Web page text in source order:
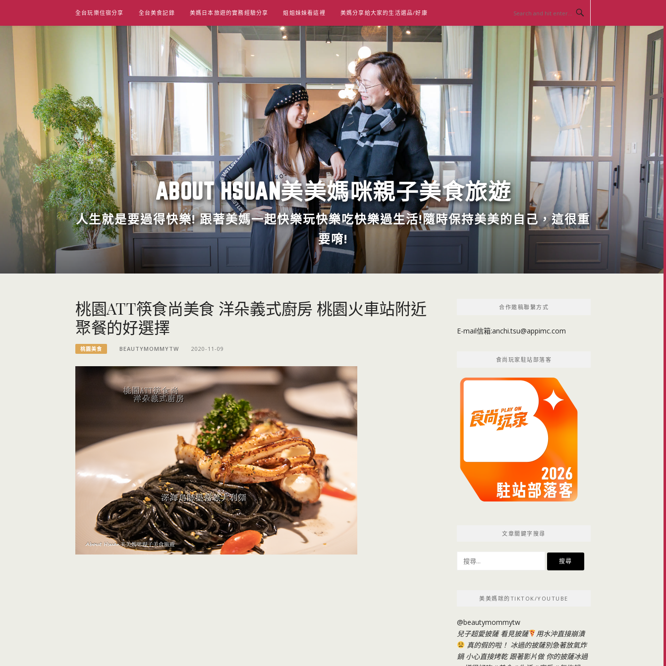
content
全台玩樂住宿分享 全台美食記錄 美媽日本旅遊的實務經驗分享 姐姐妹妹看這裡 美媽分享給大家的生活選品/好康
ABOUT HSUAN美美媽咪親子美食旅遊
人生就是要過得快樂! 跟著美媽一起快樂玩快樂吃快樂過生活!隨時保持美美的自己，這很重
要唷!
桃園ATT筷食尚美食 洋朵義式廚房 桃園火車站附近
聚餐的好選擇
桃園美食 BEAUTYMOMMYTW 2020-11-09
合作邀稿聯繫方式
E-mail信箱:anchi.tsu@appimc.com
食尚玩家駐站部落客
文章關鍵字搜尋
尋
美美媽咪的TIKTOK/YOUTUBE
@beautymommytw
兒子超愛披薩 看見披薩
用水沖直接崩潰
真的假的啦！ 冰過的披薩別急著放氣炸
鍋 小心直接烤乾 跟著影片做 你的披薩冰過